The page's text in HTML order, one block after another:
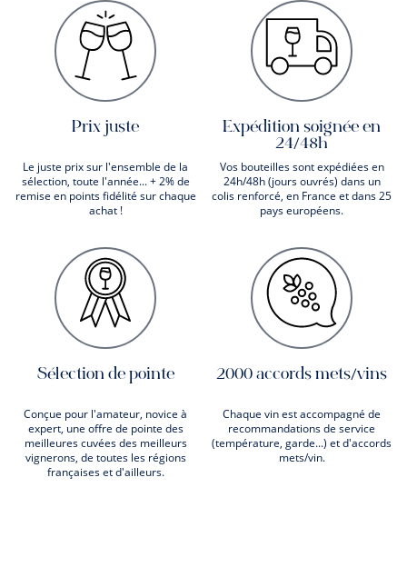
Prix juste
Le juste prix sur l'ensemble de la
sélection, toute l'année... + 2% de
remise en points fidélité sur chaque
achat !
Expédition soignée en
24/48h
Vos bouteilles sont expédiées en
24h/48h (jours ouvrés) dans un
colis renforcé, en France et dans 25
pays européens.
Sélection de pointe
Conçue pour l'amateur, novice à
expert, une offre de pointe des
meilleures cuvées des meilleurs
vignerons, de toutes les régions
françaises et d'ailleurs.
2000 accords mets/vins
Chaque vin est accompagné de
recommandations de service
(température, garde...) et d'accords
mets/vin.